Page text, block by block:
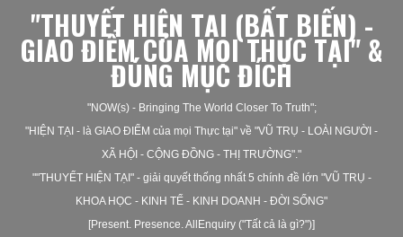
"THUYẾT HIỆN TẠI (BẤT BIẾN) -
GIAO ĐIỂM CỦA MỌI THỰC TẠI" &
ĐÚNG MỤC ĐÍCH
"NOW(s) - Bringing The World Closer To Truth";
"HIỆN TẠI - là GIAO ĐIỂM của mọi Thực tại" về "VŨ TRỤ - LOÀI NGƯỜI -
XÃ HỘI - CỘNG ĐỒNG - THỊ TRƯỜNG"."
""THUYẾT HIỆN TẠI" - giải quyết thống nhất 5 chính đề lớn "VŨ TRỤ -
KHOA HỌC - KINH TẾ - KINH DOANH - ĐỜI SỐNG"
[Present. Presence. AllEnquiry ("Tất cả là gì?")]